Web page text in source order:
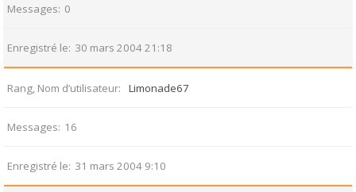
Messages 0
Enregistré le 30 mars 2004 21:18
Rang, Nom d’utilisateur Limonade67
Messages 16
Enregistré le 31 mars 2004 9:10